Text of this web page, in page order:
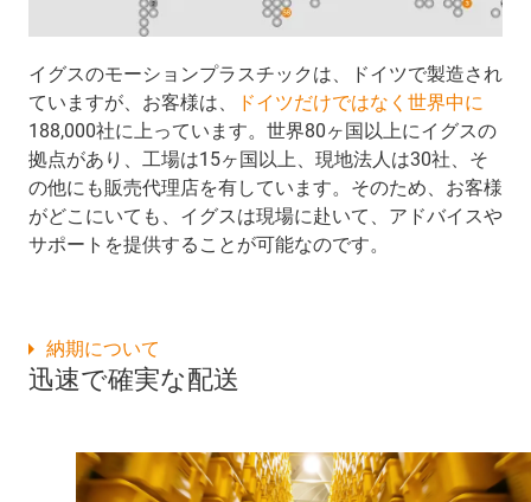
イグスのモーションプラスチックは、ドイツで製造され
ていますが、お客様は、
ドイツだけではなく世界中に
188,000社に上っています。世界80ヶ国以上にイグスの
拠点があり、工場は15ヶ国以上、現地法人は30社、そ
の他にも販売代理店を有しています。そのため、お客様
がどこにいても、イグスは現場に赴いて、アドバイスや
サポートを提供することが可能なのです。
迅速で確実な配送
納期について